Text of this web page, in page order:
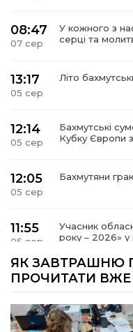
08:47
07 сер
У кожного з
серці та
13:17
05 сер
Літо
12:14
05 сер
Бахмутські
Кубку Європи
12:05
05 сер
Бахмутяни
11:55
05 сер
Учасник
року – 2026» у
15:18
Мобільні
ЯК ЗАВТРАШНЮ
ПРОЧИТАТИ ВЖЕ